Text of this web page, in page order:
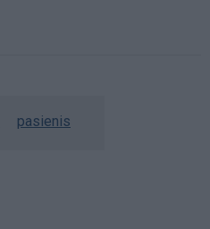
pasienis